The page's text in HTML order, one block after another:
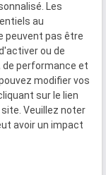
18h00
Plan du
site
Les
au
peuvent pas être
ou de
de performance et
modifier vos
sur le lien
Veuillez noter
avoir un impact